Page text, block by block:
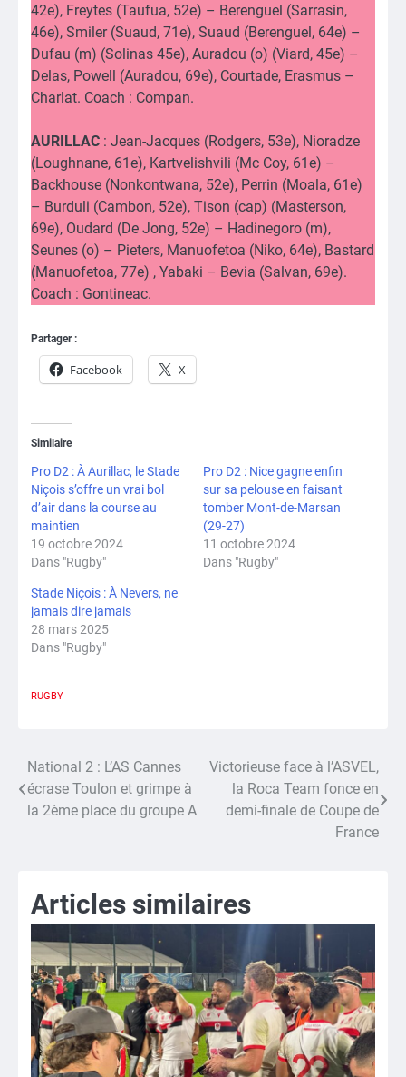
42e), Freytes (Taufua, 52e) – Berenguel (Sarrasin,
46e), Smiler (Suaud, 71e), Suaud (Berenguel, 64e) –
Dufau (m) (Solinas 45e), Auradou (o) (Viard, 45e) –
Delas, Powell (Auradou, 69e), Courtade, Erasmus –
Charlat. Coach : Compan.
AURILLAC : Jean-Jacques (Rodgers, 53e), Nioradze
(Loughnane, 61e), Kartvelishvili (Mc Coy, 61e) –
Backhouse (Nonkontwana, 52e), Perrin (Moala, 61e)
– Burduli (Cambon, 52e), Tison (cap) (Masterson,
69e), Oudard (De Jong, 52e) – Hadinegoro (m),
Seunes (o) – Pieters, Manuofetoa (Niko, 64e), Bastard
(Manuofetoa, 77e) , Yabaki – Bevia (Salvan, 69e).
Coach : Gontineac.
Partager :
Facebook X
Similaire
Pro D2 : À Aurillac, le Stade
Niçois s’offre un vrai bol
d’air dans la course au
maintien
19 octobre 2024
Dans "Rugby"
Pro D2 : Nice gagne enfin
sur sa pelouse en faisant
tomber Mont-de-Marsan
(29-27)
11 octobre 2024
Dans "Rugby"
Stade Niçois : À Nevers, ne
jamais dire jamais
28 mars 2025
Dans "Rugby"
RUGBY
Navigation
de
National 2 : L’AS Cannes
écrase Toulon et grimpe à
la 2ème place du groupe A
Victorieuse face à l’ASVEL,
la Roca Team fonce en
demi-finale de Coupe de
France
Articles similaires